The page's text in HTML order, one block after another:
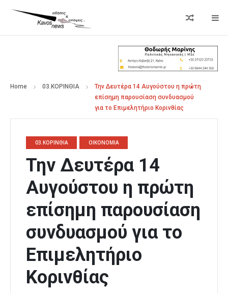
Home 03.ΚΟΡΙΝΘΙΑ
Την Δευτέρα 14 Αυγούστου η πρώτη
επίσημη παρουσίαση συνδυασμού
για το Επιμελητήριο Κορινθίας
03.ΚΟΡΙΝΘΙΑ ΟΙΚΟΝΟΜΙΑ
Την Δευτέρα 14
Αυγούστου η πρώτη
επίσημη παρουσίαση
συνδυασμού για το
Επιμελητήριο
Κορινθίας